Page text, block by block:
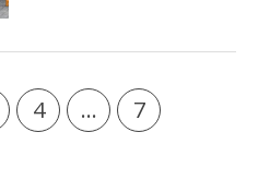
4 ... 7